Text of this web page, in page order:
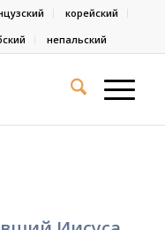
корейский
непальский